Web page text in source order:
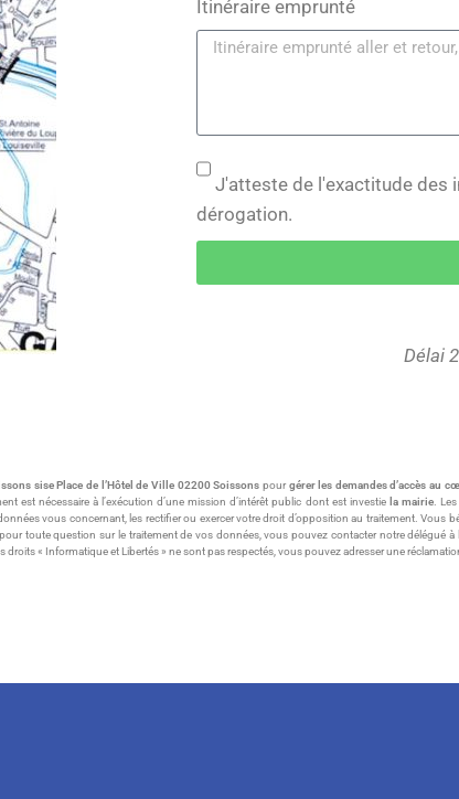
Itinéraire emprunté
J'atteste de l'exactitude des
dérogation.
Délai
sise Place de l’Hôtel de Ville 02200 Soissons pourgérer les demandes d’accès au
est nécessaire à l’exécution d’une mission d’intérêt public dont est investie la mairie.
vous concernant, les rectifier ou exercer votre droit d’opposition au traitement. Vous
toute question sur le traitement de vos données, vous pouvez contacter notre délégué
droits « Informatique et Libertés » ne sont pas respectés, vous pouvez adresser une